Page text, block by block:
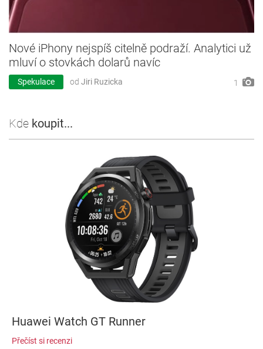
Nové iPhony nejspíš citelně podraží. Analytici už
mluví o stovkách dolarů navíc
Spekulace od Jiri Ruzicka 1
Kde koupit...
Huawei Watch GT Runner
Přečíst si recenzi